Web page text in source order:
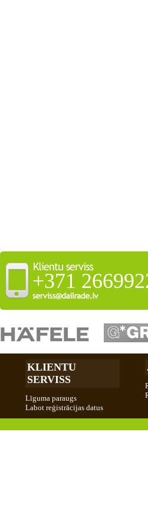
+371
KLIENTU
SERVISS
Līguma paraugs
Labot reģistrācijas datus